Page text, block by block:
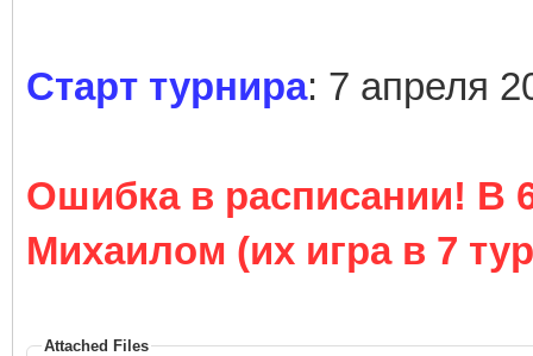
Старт турнира: 7 апреля
Ошибка в расписании! В
Михаилом (их игра в 7
Attached Files